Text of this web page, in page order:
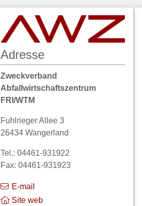
Adresse
Zweckverband
Abfallwirtschaftszentrum
FRI/WTM
Fuhlrieger Allee 3
26434 Wangerland
Tel.: 04461-931922
Fax: 04461-931923
E-mail
Site web